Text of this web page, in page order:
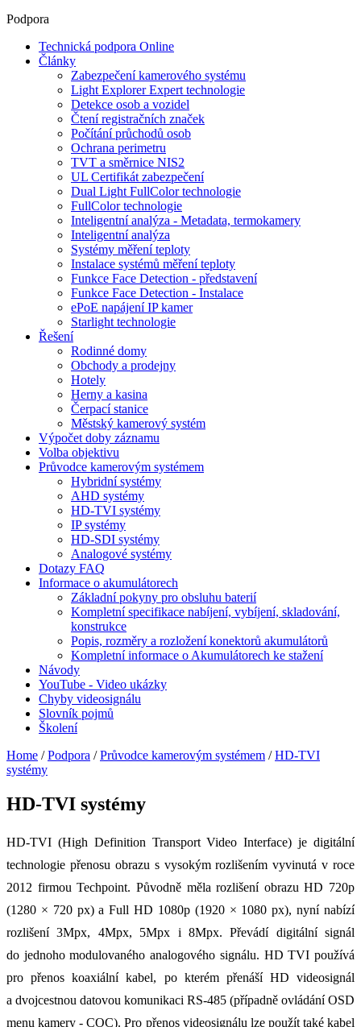
Podpora
Technická podpora Online
Články
Zabezpečení kamerového systému
Light Explorer Expert technologie
Detekce osob a vozidel
Čtení registračních značek
Počítání průchodů osob
Ochrana perimetru
TVT a směrnice NIS2
UL Certifikát zabezpečení
Dual Light FullColor technologie
FullColor technologie
Inteligentní analýza - Metadata, termokamery
Inteligentní analýza
Systémy měření teploty
Instalace systémů měření teploty
Funkce Face Detection - představení
Funkce Face Detection - Instalace
ePoE napájení IP kamer
Starlight technologie
Řešení
Rodinné domy
Obchody a prodejny
Hotely
Herny a kasina
Čerpací stanice
Městský kamerový systém
Výpočet doby záznamu
Volba objektivu
Průvodce kamerovým systémem
Hybridní systémy
AHD systémy
HD-TVI systémy
IP systémy
HD-SDI systémy
Analogové systémy
Dotazy FAQ
Informace o akumulátorech
Základní pokyny pro obsluhu baterií
Kompletní specifikace nabíjení, vybíjení, skladování,
konstrukce
Popis, rozměry a rozložení konektorů akumulátorů
Kompletní informace o Akumulátorech ke stažení
Návody
YouTube - Video ukázky
Chyby videosignálu
Slovník pojmů
Školení
Home / Podpora / Průvodce kamerovým systémem / HD-TVI
systémy
HD-TVI systémy
HD-TVI (High Definition Transport Video Interface) je digitální
technologie přenosu obrazu s vysokým rozlišením vyvinutá v roce
2012 firmou Techpoint. Původně měla rozlišení obrazu HD 720p
(1280 × 720 px) a Full HD 1080p (1920 × 1080 px), nyní nabízí
rozlišení 3Mpx, 4Mpx, 5Mpx i 8Mpx. Převádí digitální signál
do jednoho modulovaného analogového signálu. HD TVI používá
pro přenos koaxiální kabel, po kterém přenáší HD videosignál
a dvojcestnou datovou komunikaci RS-485 (případně ovládání OSD
menu kamery - COC). Pro přenos videosignálu lze použít také kabel